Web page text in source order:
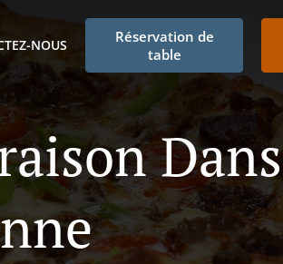
NOUS
Réservation de
table
Dans